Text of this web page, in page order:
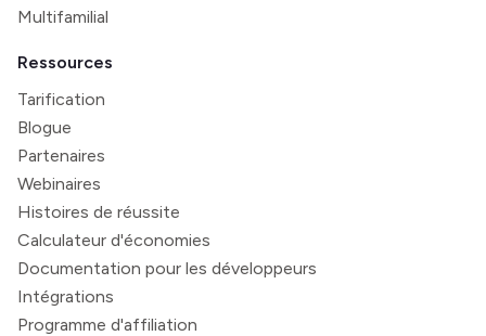
Multifamilial
Ressources
Tarification
Blogue
Partenaires
Webinaires
Histoires de réussite
Calculateur d'économies
Documentation pour les développeurs
Intégrations
Programme d'affiliation